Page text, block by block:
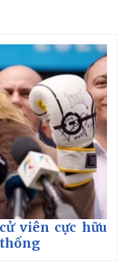
viên cực hữu